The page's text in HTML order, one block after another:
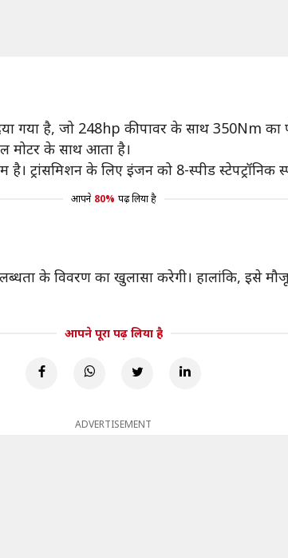
गया है, जो 248hp की पावर के साथ 350Nm
मोटर के साथ आता है।
के लिए इंजन को 8-स्पीड स्टेपट्रॉनिक
आपने 80% पढ़ लिया है
के विवरण का खुलासा करेगी। हालांकि, इसे
आपने पूरा पढ़ लिया है
ADVERTISEMENT